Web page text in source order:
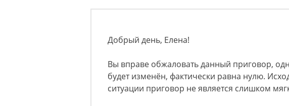
Добрый день, Елена!
Вы вправе обжаловать данный приговор,
будет изменён, фактически равна нулю.
ситуации приговор не является слишком